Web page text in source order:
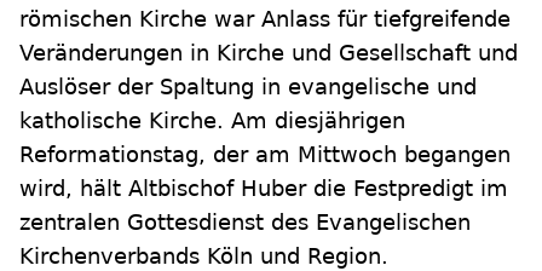
römischen Kirche war Anlass für tiefgreifende
Veränderungen in Kirche und Gesellschaft und
Auslöser der Spaltung in evangelische und
katholische Kirche. Am diesjährigen
Reformationstag, der am Mittwoch begangen
wird, hält Altbischof Huber die Festpredigt im
zentralen Gottesdienst des Evangelischen
Kirchenverbands Köln und Region.